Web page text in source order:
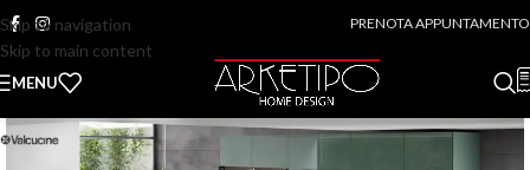
Skip to navigation
Skip to main content
PRENOTA APPUNTAMENTO
MENU